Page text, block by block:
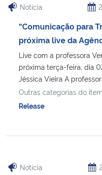
Notícia
“Comunicação para
próxima live da
Live com a professora
próxima terça-feira, dia
Jéssica Vieira A
Outras categorias do
Release
Notícia